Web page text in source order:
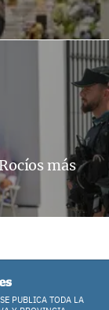
más
PUBLICA TODA LA